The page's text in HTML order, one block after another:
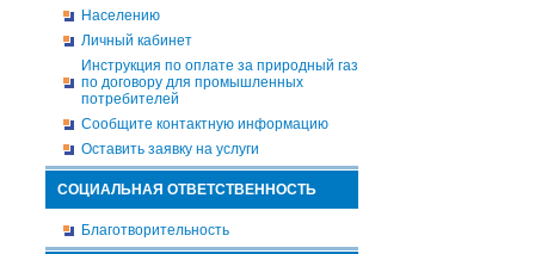
Населению
Личный кабинет
Инструкция по оплате за природный газ
по договору для промышленных
потребителей
Сообщите контактную информацию
Оставить заявку на услуги
СОЦИАЛЬНАЯ ОТВЕТСТВЕННОСТЬ
Благотворительность